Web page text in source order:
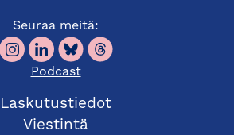
Seuraa meitä:
Podcast
Laskutustiedot
Viestintä